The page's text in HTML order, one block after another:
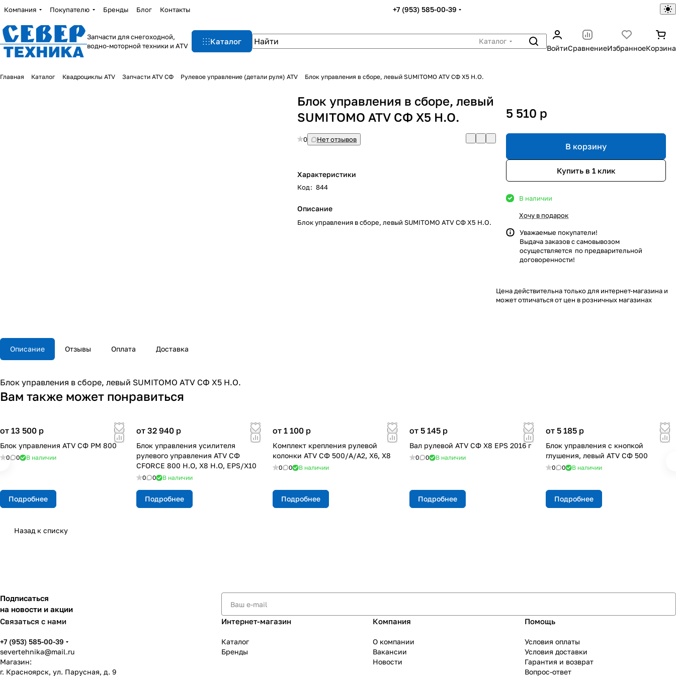
Компания Покупателю Бренды Блог Контакты +7 (953) 585-00-39
Запчасти для снегоходной,
водно-моторной техники и ATV
Каталог
Каталог
ВойтиСравнениеИзбранноеКорзина
Главная Каталог Квадроциклы ATV Запчасти ATV СФ Рулевое управление (детали руля) ATV Блок управления в сборе, левый SUMITOMO ATV СФ X5 H.O.
Блок управления в сборе, левый
SUMITOMO ATV СФ X5 H.O.
0 Нет отзывов
Характеристики
Код: 844
Описание
Блок управления в сборе, левый SUMITOMO ATV СФ X5 H.O.
5 510 p
В корзину
Купить в 1 клик
В наличии
Хочу в подарок
Уважаемые покупатели!
Выдача заказов с самовывозом
осуществляется по предварительной
договоренности!
Цена действительна только для интернет-магазина и
может отличаться от цен в розничных магазинах
Описание Отзывы Оплата Доставка
Блок управления в сборе, левый SUMITOMO ATV СФ X5 H.O.
Вам также может понравиться
от 13 500 p
Блок управления ATV СФ РМ 800
0 0 В наличии
Подробнее
от 32 940 p
Блок управления усилителя
рулевого управления ATV СФ
CFORCE 800 H.O, X8 H.O, EPS/Х10
0 0 В наличии
Подробнее
от 1 100 p
Комплект крепления рулевой
колонки ATV СФ 500/A/A2, X6, X8
0 0 В наличии
Подробнее
от 5 145 p
Вал рулевой ATV СФ X8 EPS 2016 г
0 0 В наличии
Подробнее
от 5 185 p
Блок управления с кнопкой
глушения, левый ATV СФ 500
0 0 В наличии
Подробнее
Назад к списку
Подписаться
на новости и акции
Связаться с нами
+7 (953) 585-00-39
severtehnika@mail.ru
Магазин:
г. Красноярск, ул. Парусная, д. 9
Интернет-магазин
Каталог
Бренды
Компания
О компании
Вакансии
Новости
Помощь
Условия оплаты
Условия доставки
Гарантия и возврат
Вопрос-ответ